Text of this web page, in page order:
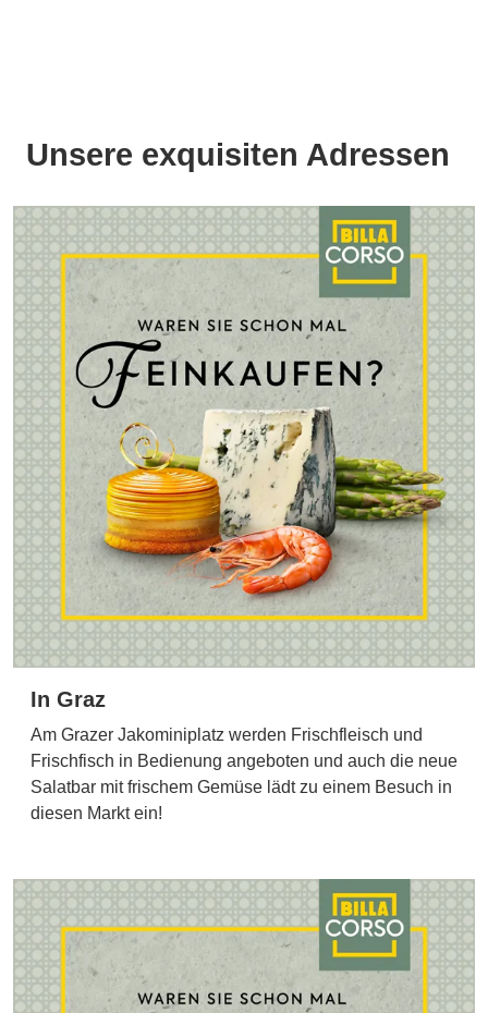
Unsere exquisiten Adressen
In Graz
Am Grazer Jakominiplatz werden Frischfleisch und
Frischfisch in Bedienung angeboten und auch die neue
Salatbar mit frischem Gemüse lädt zu einem Besuch in
diesen Markt ein!